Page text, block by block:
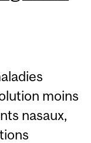
moins
nasaux,